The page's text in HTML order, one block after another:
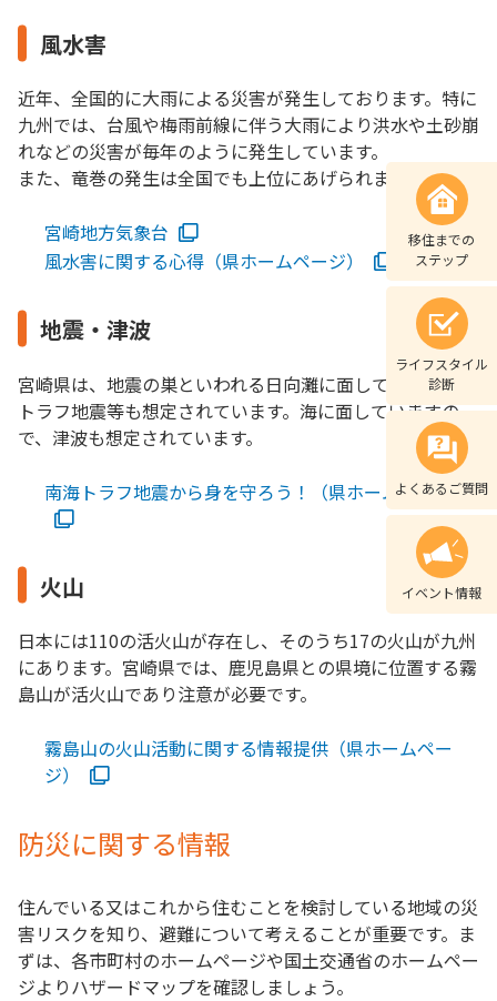
風水害
近年、全国的に大雨による災害が発生しております。特に
九州では、台風や梅雨前線に伴う大雨により洪水や土砂崩
れなどの災害が毎年のように発生しています。
また、竜巻の発生は全国でも上位にあげられます。
宮崎地方気象台
風水害に関する心得（県ホームページ）
地震・津波
宮崎県は、地震の巣といわれる日向灘に面しており、南海
トラフ地震等も想定されています。海に面していますの
で、津波も想定されています。
南海トラフ地震から身を守ろう！（県ホームページ）
火山
日本には110の活火山が存在し、そのうち17の火山が九州
にあります。宮崎県では、鹿児島県との県境に位置する霧
島山が活火山であり注意が必要です。
霧島山の火山活動に関する情報提供（県ホームペー
ジ）
防災に関する情報
住んでいる又はこれから住むことを検討している地域の災
害リスクを知り、避難について考えることが重要です。ま
ずは、各市町村のホームページや国土交通省のホームペー
ジよりハザードマップを確認しましょう。
移住までの
ステップ
ライフスタイル
診断
よくあるご質問
イベント情報